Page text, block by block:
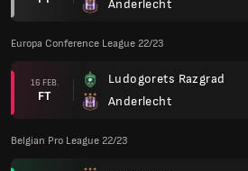
Anderlecht
Europa Conference League 22/23
16 FEB.
FT
Ludogorets Razgrad
Anderlecht
Belgian Pro League 22/23